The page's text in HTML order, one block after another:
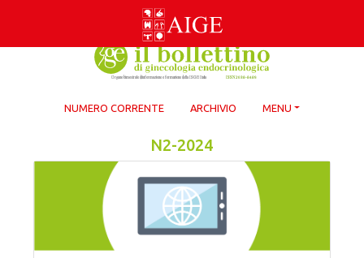
NUMERO CORRENTE ARCHIVIO MENU
N2-2024